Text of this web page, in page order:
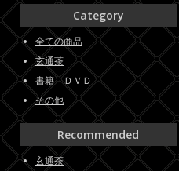
Category
全ての商品
玄通茶
書籍 ＤＶＤ
その他
Recommended
玄通茶